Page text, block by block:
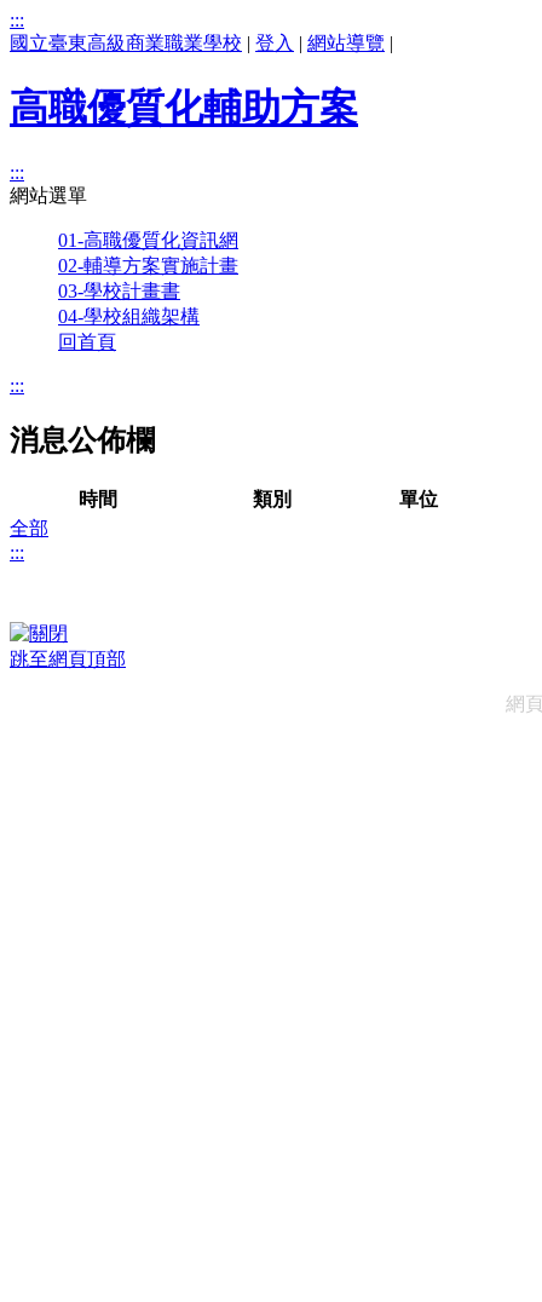
:::
國立臺東高級商業職業學校 | 登入 | 網站導覽 |
高職優質化輔助方案
:::
網站選單
01-高職優質化資訊網
02-輔導方案實施計畫
03-學校計畫書
04-學校組織架構
回首頁
:::
消息公佈欄
時間 類別
單位
全部
:::
跳至網頁頂部
網